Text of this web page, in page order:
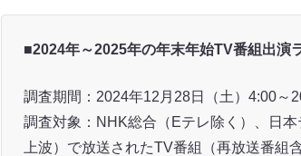
■2024年～2025年の年末年始TV番組出演
調査期間：2024年12月28日（土）4:00～
調査対象：NHK総合（Eテレ除く）、日
上波）で放送されたTV番組（再放送番組